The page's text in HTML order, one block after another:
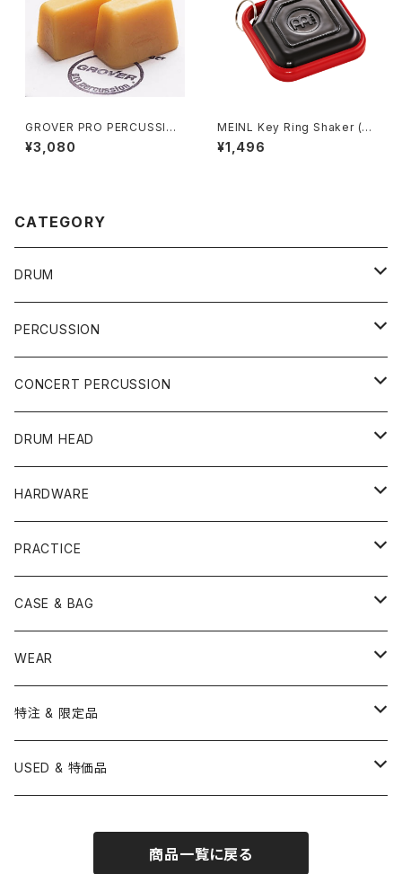
GROVER PRO PERCUSSION
タンバリンワックス GV-TW
¥3,080
MEINL Key Ring Shaker (Bl
ack) KRS-BK
¥1,496
CATEGORY
DRUM
DRUM SET
YAMAHA
PEARL
USED / Vintage
SNARE
TAMA
PEARL
BONNEY DRUM JAPAN
LUDWIG
GRETSCH
CYMBAL
ZILDJIAN
SABIAN
ISTANBUL AGOP
ISTANBUL MEHMET
ACCESSORY
MUTE
BEATER
STICK
DRUM STICK
MARCHING STICK
ELECTRICK DRUM
PERCUSSION
CAJON
CONGA
BONGO
TABLA BONGO
DJEMBE
DARBUKA
PANDEIRO
TAMBORIM
HAND PAN
CONCERT PERCUSSION
CONCERT SNARE
CONCERT CYMBAL
PAIR CYMBAL
SUSPENDED CYMBAL
小物楽器
TAMBORIN
TRAIANGLE
STICK
MALLET
MARIMBA
VIBRAPHONE
楽譜
打楽器ソロ
GONG
DRUM HEAD
SNARE HEAD
REMO
EVANS
TOM HEAD
6" HEAD
8" HEAD
BASS DRUM HEAD
18" HEAD
20" HEAD
OTHER HEAD
HARDWARE
Cymbal Stands
Boom Stand
Straight Stand
Snare Stands
Hi-Hat Stands
Drum Pedals
Single Pedal
Hadware Kits
PRACTICE
CYMBAL
PAD
BOOK ＆ MOVIE
Rhythm & Drums magazine
CASE & BAG
STICK BAG
Link of Happiness
CYMBAL CASE
PERCUSSION CASE
WEAR
BURR FINE COFFEE
HI-HAT
特注 & 限定品
ZIldjian 選定シンバル
USED & 特価品
商品一覧に戻る